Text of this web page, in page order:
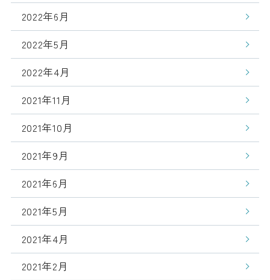
2022年6月
2022年5月
2022年4月
2021年11月
2021年10月
2021年9月
2021年6月
2021年5月
2021年4月
2021年2月